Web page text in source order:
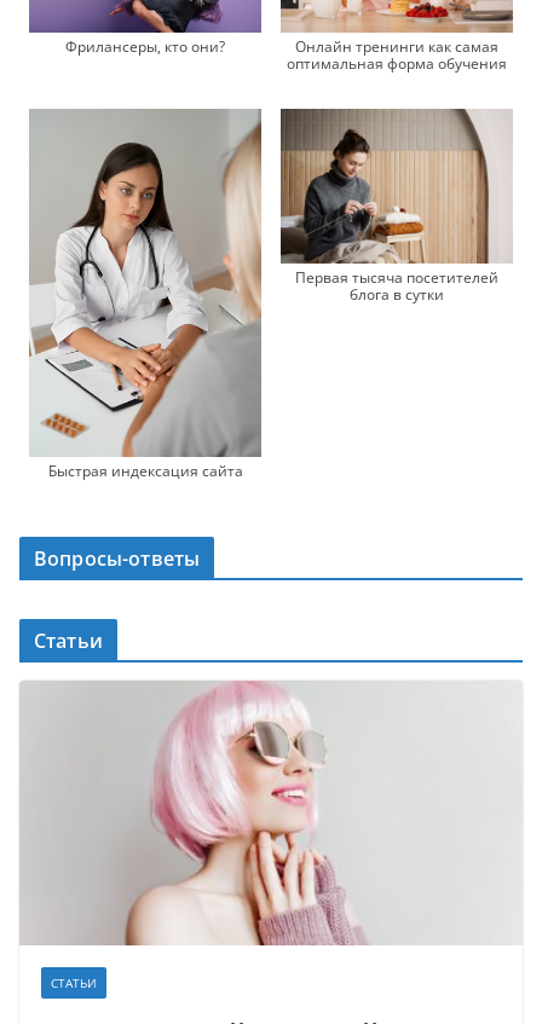
Фрилансеры, кто они?
Онлайн тренинги как самая
оптимальная форма обучения
Быстрая индексация сайта
Первая тысяча посетителей
блога в сутки
Вопросы-ответы
Статьи
СТАТЬИ